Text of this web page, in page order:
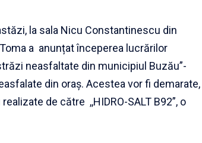
la sala Nicu Constantinescu din
a anunțat începerea lucrărilor
neasfaltate din municipiul Buzău”-
din oraș. Acestea vor fi demarate,
de către ,,HIDRO-SALT B92”, o